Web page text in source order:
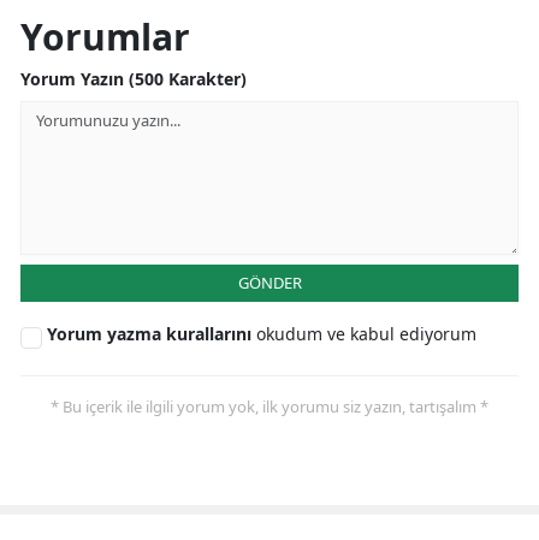
Yorumlar
Yorum Yazın (500 Karakter)
GÖNDER
Yorum yazma kurallarını okudum ve kabul ediyorum
* Bu içerik ile ilgili yorum yok, ilk yorumu siz yazın, tartışalım *